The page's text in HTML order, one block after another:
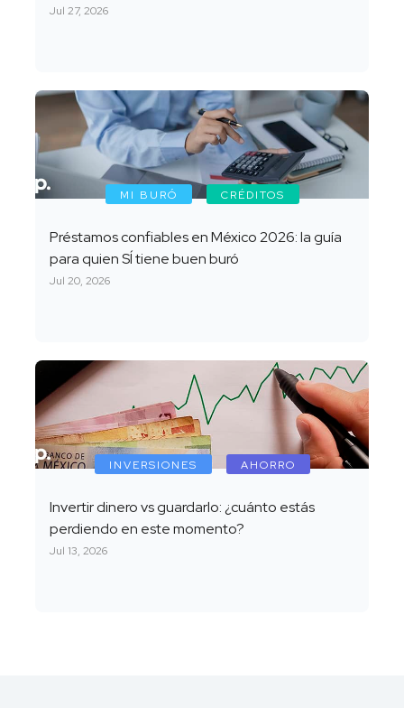
Jul 27, 2026
MI BURÓ CRÉDITOS
Préstamos confiables en México 2026: la guía
para quien SÍ tiene buen buró
Jul 20, 2026
INVERSIONES AHORRO
Invertir dinero vs guardarlo: ¿cuánto estás
perdiendo en este momento?
Jul 13, 2026